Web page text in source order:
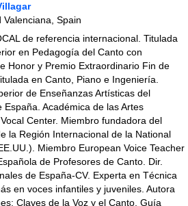
Valenciana, Spain
de referencia internacional. Titulada
en Pedagogía del Canto con
Honor y Premio Extraordinario Fin de
en Canto, Piano e Ingeniería.
de Enseñanzas Artísticas del
Académica de las Artes
Center. Miembro fundadora del
la Región Internacional de la National
Miembro European Voice Teacher
de Profesores de Canto. Dir.
de España-CV. Experta en Técnica
en voces infantiles y juveniles. Autora
Claves de la Voz y el Canto, Guía